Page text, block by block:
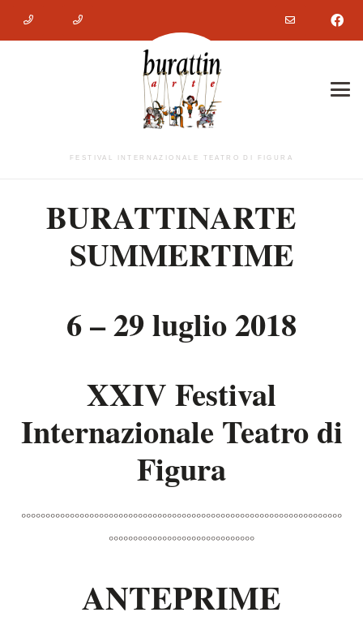
FESTIVAL INTERNAZIONALE TEATRO DI FIGURA
BURATTINARTE
SUMMERTIME
6 – 29 luglio 2018
XXIV Festival
Internazionale Teatro di
Figura
°°°°°°°°°°°°°°°°°°°°°°°°°°°°°°°°°°°°°°°°°°°°°°°°°°°°°°°°°°°°°°°°°°
°°°°°°°°°°°°°°°°°°°°°°°°°°°°°°
ANTEPRIME